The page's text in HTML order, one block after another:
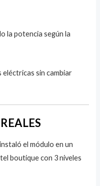
la potencia según la
sin cambiar
instaló el módulo en un
boutique con 3 niveles